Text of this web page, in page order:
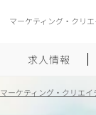
マーケティング・クリ
求人情報
マーケティング・クリエ